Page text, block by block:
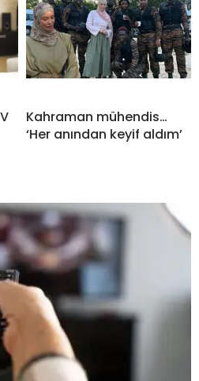
Kahraman mühendis…
‘Her anından keyif aldım’